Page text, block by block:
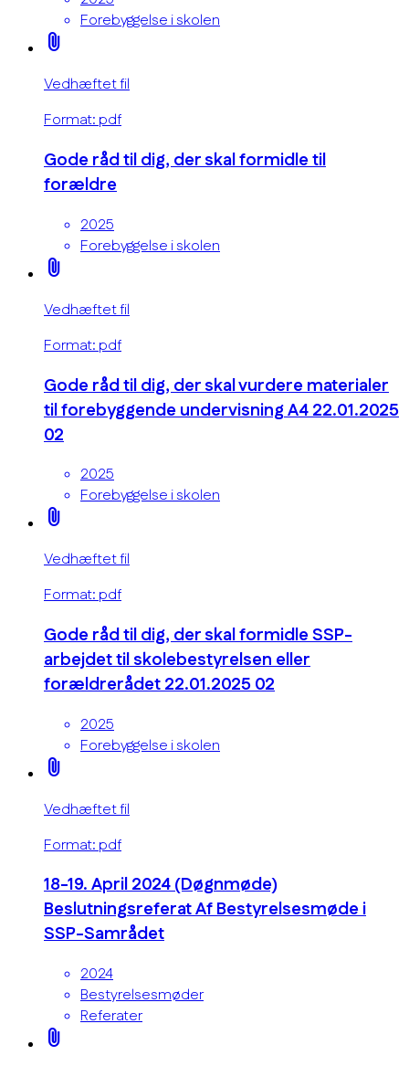
Forebyggelse i skolen
attach_file
Vedhæftet fil
Format: pdf
Gode råd til dig, der skal formidle til
forældre
2025
Forebyggelse i skolen
attach_file
Vedhæftet fil
Format: pdf
Gode råd til dig, der skal vurdere materialer
til forebyggende undervisning A4 22.01.2025
02
2025
Forebyggelse i skolen
attach_file
Vedhæftet fil
Format: pdf
Gode råd til dig, der skal formidle SSP-
arbejdet til skolebestyrelsen eller
forældrerådet 22.01.2025 02
2025
Forebyggelse i skolen
attach_file
Vedhæftet fil
Format: pdf
18-19. April 2024 (Døgnmøde)
Beslutningsreferat Af Bestyrelsesmøde i
SSP-Samrådet
2024
Bestyrelsesmøder
Referater
attach_file